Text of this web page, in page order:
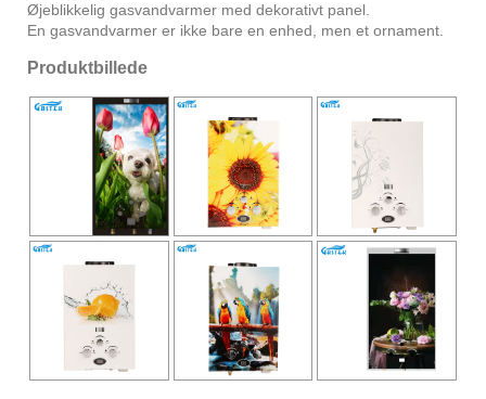
Øjeblikkelig gasvandvarmer med dekorativt panel.
En gasvandvarmer er ikke bare en enhed, men et ornament.
Produktbillede